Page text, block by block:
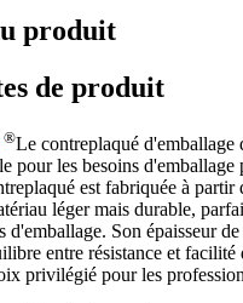
produit
de produit
®Le contreplaqué d'emballage
pour les besoins d'emballage
est fabriquée à partir
léger mais durable,
d'emballage. Son épaisseur
entre résistance et
privilégié pour les